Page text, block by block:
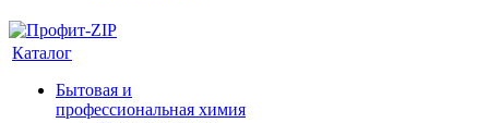
Каталог
Бытовая и
профессиональная химия